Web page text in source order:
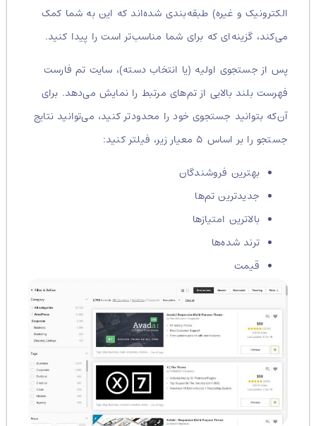
الکترونیک و غیره) طبقه‌بندی شده‌اند که این به شما کمک
می‌کند، گزینه‌ای که برای شما مناسب‌تر است را پیدا کنید.
پس از جستجوی اولیه (یا انتخاب دسته‌)، سایت تم فارست
فهرست بلند بالایی از تم‌های مرتبط را نمایش می‌دهد. برای
آن‌که بتوانید جستجوی خود را محدودتر کنید، می‌توانید نتایج
جستجو را بر اساس ۵ معیار زیر، فیلتر کنید:
بهترین فروشندگان
جدیدترین تم‌ها
بالاترین امتیازها
ترند شده‌ها
قیمت